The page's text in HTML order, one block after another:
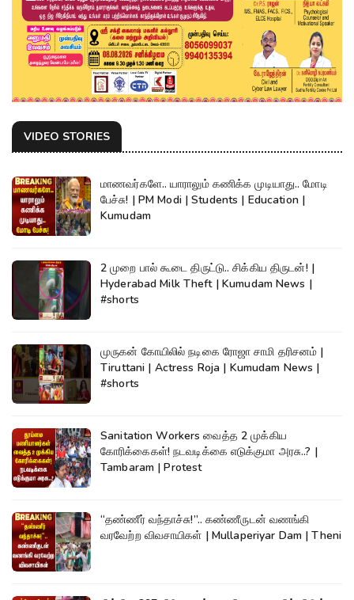
VIDEO STORIES
மாணவர்களே.. யாராலும் கணிக்க முடியாது.. மோடி
பேச்சு! | PM Modi | Students | Education |
Kumudam
2 முறை பால் கூடை திருட்டு.. சிக்கிய திருடன்! |
Hyderabad Milk Theft | Kumudam News |
#shorts
முருகன் கோயிலில் நடிகை ரோஜா சாமி தரிசனம் |
Tiruttani | Actress Roja | Kumudam News |
#shorts
Sanitation Workers வைத்த 2 முக்கிய
கோரிக்கைகள்! நடவடிக்கை எடுக்குமா அரசு..? |
Tambaram | Protest
“தண்ணீர் வந்தாச்சு!”.. கண்ணீருடன் வணங்கி
வரவேற்ற விவசாயிகள் | Mullaperiyar Dam | Theni